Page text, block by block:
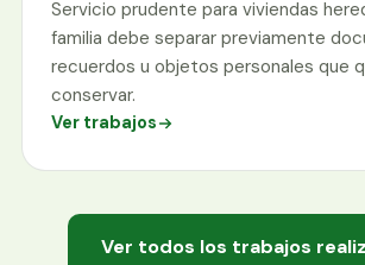
Servicio prudente para viviendas
familia debe separar previamente
recuerdos u objetos personales que
conservar.
Ver trabajos
Ver todos los trabajos